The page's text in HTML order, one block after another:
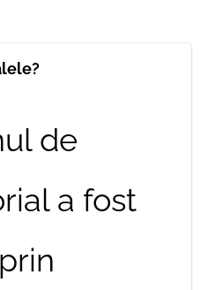
de
a fost